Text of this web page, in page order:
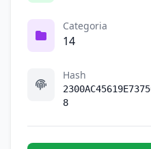
Categoria
14
Hash
8